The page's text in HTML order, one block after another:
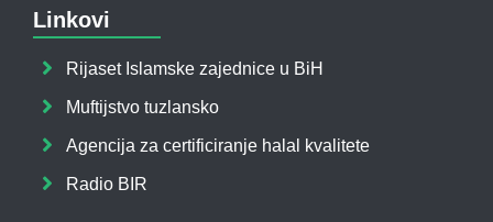
Linkovi
Rijaset Islamske zajednice u BiH
Muftijstvo tuzlansko
Agencija za certificiranje halal kvalitete
Radio BIR